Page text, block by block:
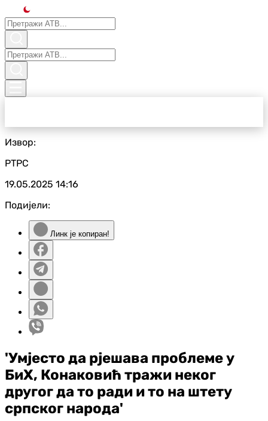
Извор:
РТРС
19.05.2025 14:16
Подијели:
Линк је копиран!
'Умјесто да рјешава проблеме у
БиХ, Конаковић тражи неког
другог да то ради и то на штету
српског народа'